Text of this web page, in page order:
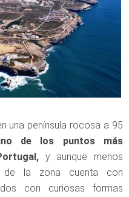
una península rocosa a 95
de los puntos más
y aunque menos
de la zona cuenta con
con curiosas formas